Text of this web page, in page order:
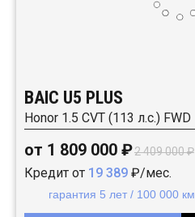
BAIC U5 PLUS
Honor 1.5 CVT (113 л.с.) FWD
от 1 809 000 ₽2 409 000 ₽
Кредит от 19 389 ₽/мес.
гарантия 5 лет / 100 000 км